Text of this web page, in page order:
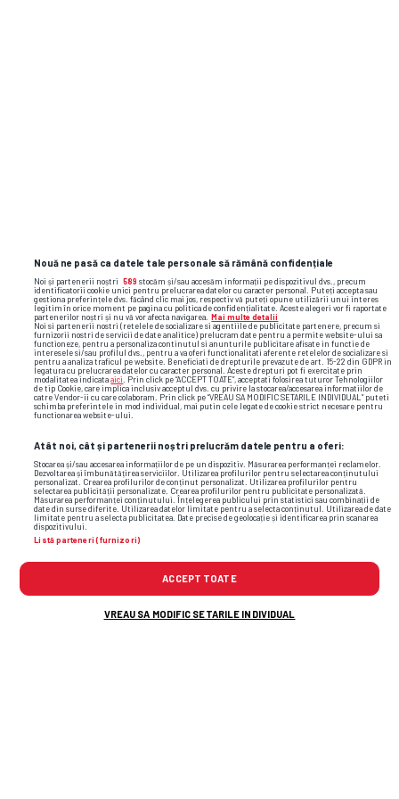
Foto22/26: Ebbe Moberg, modelul surprins în tribune la Inter –
Bodo/Glimt // FOTO: Instagram
Nouă ne pasă ca datele tale personale să rămână confidențiale
Noi și partenerii noștri 589 stocăm și/sau accesăm informații pe dispozitivul dvs., precum
identificatorii cookie unici pentru prelucrarea datelor cu caracter personal. Puteți accepta sau
gestiona preferințele dvs. făcând clic mai jos, respectiv vă puteți opune utilizării unui interes
legitim în orice moment pe pagina cu politica de confidențialitate. Aceste alegeri vor fi raportate
partenerilor noștri și nu vă vor afecta navigarea. Mai multe detalii
Noi si partenerii nostri (retelele de socializare si agentiile de publicitate partenere, precum si
furnizorii nostri de servicii de date analitice) prelucram date pentru a permite website-ului sa
functioneze, pentru a personaliza continutul si anunturile publicitare afisate in functie de
interesele si/sau profilul dvs., pentru a va oferi functionalitati aferente retelelor de socializare si
pentru a analiza traficul pe website. Beneficiati de drepturile prevazute de art. 15-22 din GDPR in
legatura cu prelucrarea datelor cu caracter personal. Aceste drepturi pot fi exercitate prin
modalitatea indicataaici
. Prin click pe “ACCEPT TOATE”, acceptati folosirea tuturor Tehnologiilor
de tip Cookie, care implica inclusiv acceptul dvs. cu privire la stocarea/accesarea informatiilor de
catre Vendor-ii cu care colaboram. Prin click pe “VREAU SA MODIFIC SETARILE INDIVIDUAL” puteti
schimba preferintele in mod individual, mai putin cele legate de cookie strict necesare pentru
functionarea website-ului.
Atât noi, cât și partenerii noștri prelucrăm datele pentru a oferi:
Stocarea și/sau accesarea informațiilor de pe un dispozitiv. Măsurarea performanței reclamelor.
Dezvoltarea și îmbunătățirea serviciilor. Utilizarea profilurilor pentru selectarea conținutului
personalizat. Crearea profilurilor de conținut personalizat. Utilizarea profilurilor pentru
selectarea publicității personalizate. Crearea profilurilor pentru publicitate personalizată.
Măsurarea performanței conținutului. Înțelegerea publicului prin statistici sau combinații de
date din surse diferite. Utilizarea datelor limitate pentru a selecta conținutul. Utilizarea de date
limitate pentru a selecta publicitatea. Date precise de geolocație și identificarea prin scanarea
dispozitivului.
Listă parteneri (furnizori)
ACCEPT TOATE
VREAU SA MODIFIC SETARILE INDIVIDUAL